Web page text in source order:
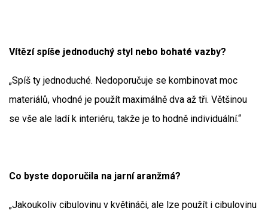
Vítězí spíše jednoduchý styl nebo bohaté vazby?
„Spíš ty jednoduché. Nedoporučuje se kombinovat moc
materiálů, vhodné je použít maximálně dva až tři. Většinou
se vše ale ladí k interiéru, takže je to hodně individuální.“
Co byste doporučila na jarní aranžmá?
„Jakoukoliv cibulovinu v květináči, ale lze použít i cibulovinu